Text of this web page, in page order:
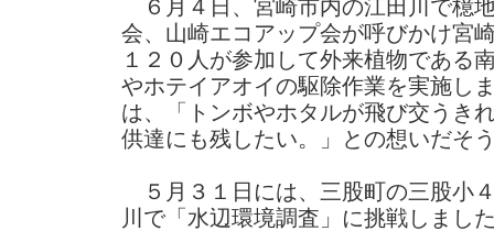
６月４日、宮崎市内の江田川で檍
会、山崎エコアップ会が呼びかけ宮
１２０人が参加して外来植物である
やホテイアオイの駆除作業を実施し
は、「トンボやホタルが飛び交うき
供達にも残したい。」との想いだそ
５月３１日には、三股町の三股小
川で「水辺環境調査」に挑戦しまし